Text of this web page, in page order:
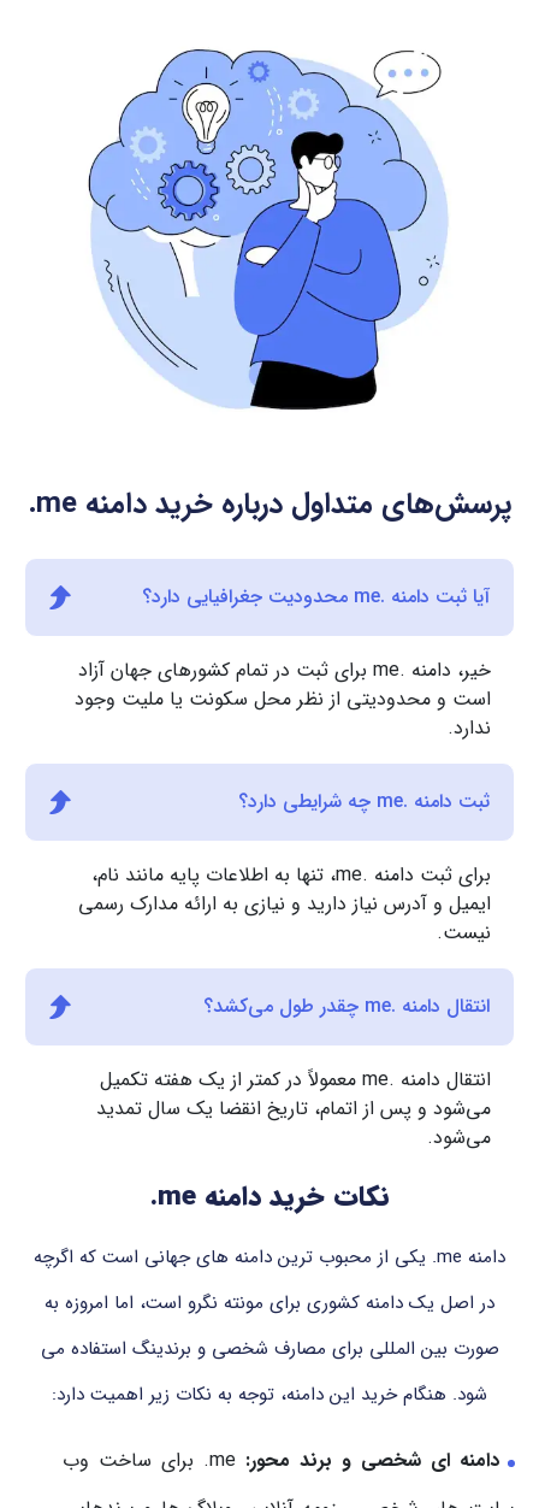
.me پرسش‌های متداول درباره خرید دامنه
آیا ثبت دامنه .me محدودیت جغرافیایی دارد؟
خیر، دامنه .me برای ثبت در تمام کشورهای جهان آزاد
است و محدودیتی از نظر محل سکونت یا ملیت وجود
ندارد.
ثبت دامنه .me چه شرایطی دارد؟
برای ثبت دامنه .me، تنها به اطلاعات پایه مانند نام،
ایمیل و آدرس نیاز دارید و نیازی به ارائه مدارک رسمی
نیست.
انتقال دامنه .me چقدر طول می‌کشد؟
انتقال دامنه .me معمولاً در کمتر از یک هفته تکمیل
می‌شود و پس از اتمام، تاریخ انقضا یک سال تمدید
می‌شود.
نکات خرید دامنه .me
دامنه ‎.me‎ یکی از محبوب ترین دامنه های جهانی است که اگرچه
در اصل یک دامنه کشوری برای مونته نگرو است، اما امروزه به
صورت بین المللی برای مصارف شخصی و برندینگ استفاده می
شود. هنگام خرید این دامنه، توجه به نکات زیر اهمیت دارد:
دامنه ای شخصی و برند محور:
‎.me‎ برای ساخت وب